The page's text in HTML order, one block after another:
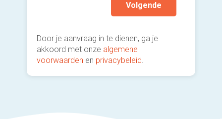
Volgende
Door je aanvraag in te dienen, ga je
akkoord met onze algemene
voorwaarden en privacybeleid.